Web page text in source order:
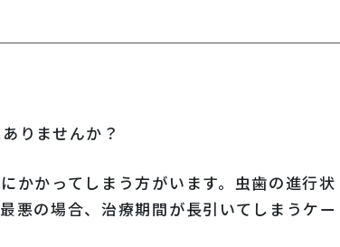
りませんか？
かかってしまう方がいます。虫歯の進行状
悪の場合、治療期間が長引いてしまうケー